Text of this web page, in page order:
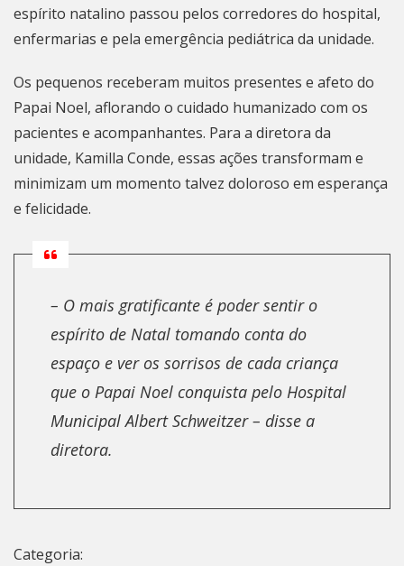
espírito natalino passou pelos corredores do hospital,
enfermarias e pela emergência pediátrica da unidade.
Os pequenos receberam muitos presentes e afeto do
Papai Noel, aflorando o cuidado humanizado com os
pacientes e acompanhantes. Para a diretora da
unidade, Kamilla Conde, essas ações transformam e
minimizam um momento talvez doloroso em esperança
e felicidade.
– O mais gratificante é poder sentir o
espírito de Natal tomando conta do
espaço e ver os sorrisos de cada criança
que o Papai Noel conquista pelo Hospital
Municipal Albert Schweitzer – disse a
diretora.
Categoria: